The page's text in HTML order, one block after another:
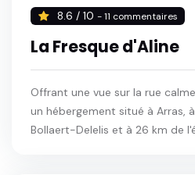
8.6 / 10 - 11 commentaires
La Fresque d'Aline
Offrant une vue sur la rue
un hébergement situé à Arras,
Bollaert-Delelis et à 26 km de